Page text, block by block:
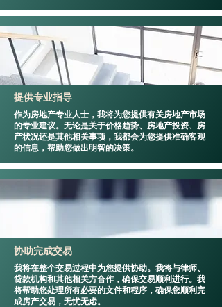
提供专业指导
作为房地产专业人士，我将为您提供有关房地产市场
的专业建议。无论是关于价格趋势、房地产投资、房
产状况还是其他相关事项，我都会为您提供准确客观
的信息，帮助您做出明智的决策。
协助完成交易
我将在整个交易过程中为您提供协助。我将与律师、
贷款机构和其他相关方合作，确保交易顺利进行。我
将帮助您处理所有必要的文件和程序，确保您顺利完
成房产交易，无忧无虑。